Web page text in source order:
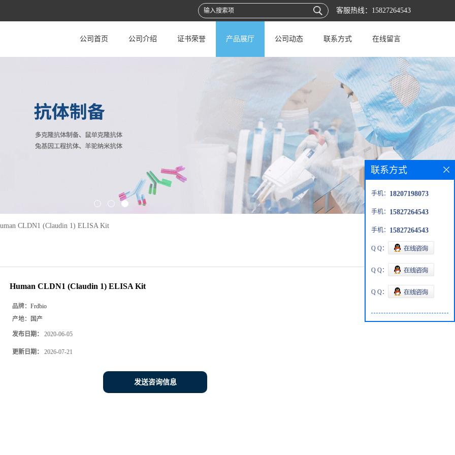
客服热线： 15827264543
公司首页 公司介绍 证书荣誉 产品展厅 公司动态 联系方式 在线留言
CLDN1 (Claudin 1) ELISA Kit
Human CLDN1 (Claudin 1) ELISA Kit
品牌： Frdbio
产地：
国产
发布日期： 2020-06-05
更新日期： 2026-07-21
发送咨询信息
联系方式
手机： 18207198073
手机： 15827264543
手机： 15827264543
Q Q：
Q Q：
Q Q：